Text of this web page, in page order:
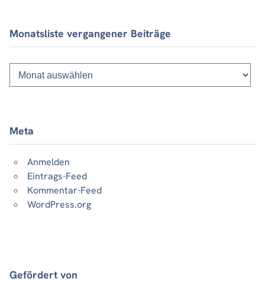
Monatsliste vergangener Beiträge
Monatsliste
vergangener
Beiträge
Meta
Anmelden
Eintrags-Feed
Kommentar-Feed
WordPress.org
Gefördert von